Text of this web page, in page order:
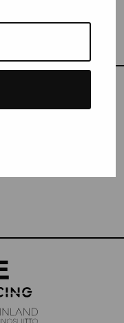
GRAFIA(AT)GRAFIA.FI